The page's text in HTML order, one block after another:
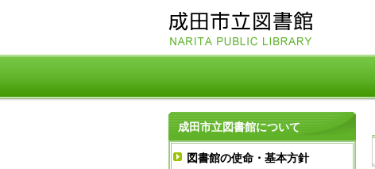
成田市立図書館について
図書館の使命・基本方針